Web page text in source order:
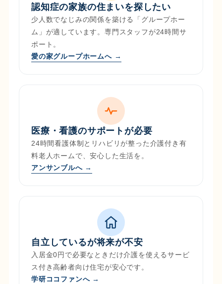
認知症の家族の住まいを探したい
少人数でなじみの関係を築ける「グループホー
ム」が適しています。専門スタッフが24時間サ
ポート。
愛の家グループホームへ →
医療・看護のサポートが必要
24時間看護体制とリハビリが整った介護付き有
料老人ホームで、安心した生活を。
アンサンブルへ →
自立しているが将来が不安
入居金0円で必要なときだけ介護を使えるサービ
ス付き高齢者向け住宅が安心です。
学研ココファンへ →